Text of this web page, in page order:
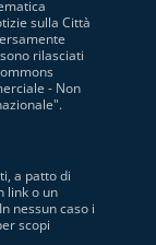
sulla Città
rilasciati
- Non
".
a patto di
link o un
nessun caso i
scopi